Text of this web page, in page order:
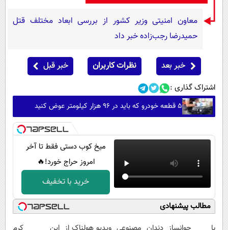
معاون امنیتی وزیر کشور از بررسی ابعاد مختلف قتل
حمیدرضا رجب‌زاده خبر داد
خبر بعد نظرات کاربران خبر قبل
اشتراک گذاری :
۵ قطعه خودرو که باید در ۹۶ هزار کیلومتر عوض کنید
میخ کوب دستی فقط تا آخر
امروز حراج خورد!🔥
خرید با تخفیف
مطالب پیشنهادی